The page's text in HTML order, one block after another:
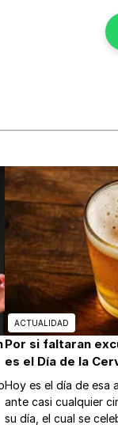
ACTUALIDAD
Por si faltaran
es el Día de la
Hoy es el día de esa
ante casi cualquier
su día, el cual se